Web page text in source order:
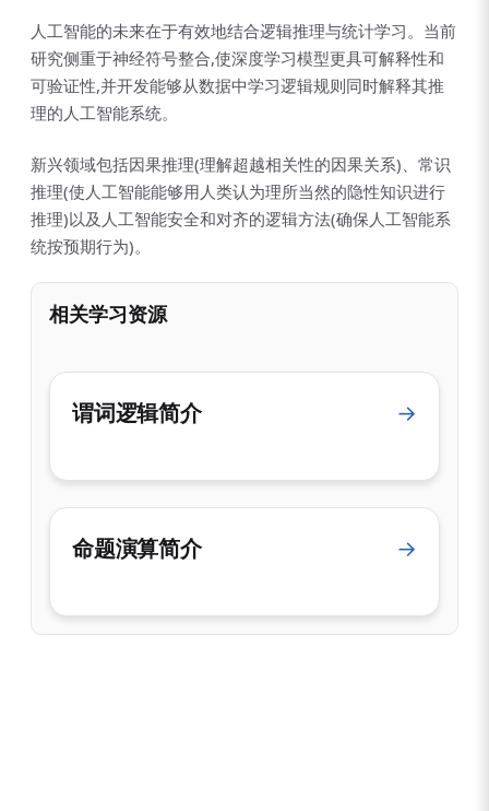
人工智能的未来在于有效地结合逻辑推理与统计学习。当前
研究侧重于神经符号整合,使深度学习模型更具可解释性和
可验证性,并开发能够从数据中学习逻辑规则同时解释其推
理的人工智能系统。
新兴领域包括因果推理(理解超越相关性的因果关系)、常识
推理(使人工智能能够用人类认为理所当然的隐性知识进行
推理)以及人工智能安全和对齐的逻辑方法(确保人工智能系
统按预期行为)。
相关学习资源
谓词逻辑简介 →
命题演算简介 →